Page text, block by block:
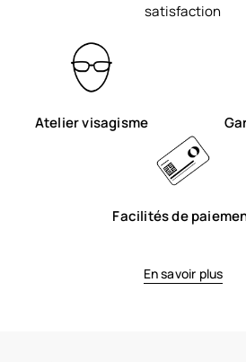
satisfaction
Atelier visagisme
Facilités de
En savoir plus